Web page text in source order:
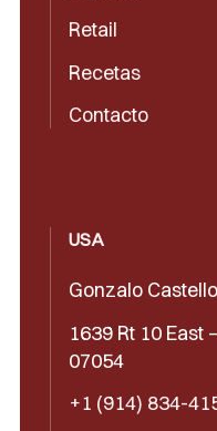
Retail
Recetas
Contacto
USA
Gonzalo
1639 Rt 10 East
07054
+1 (914) 834-